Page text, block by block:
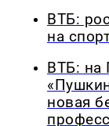
ВТБ:
на
ВТБ: на
новая